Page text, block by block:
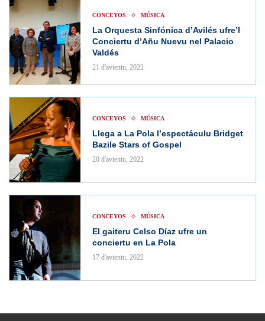
CONCEYOS MÚSICA
La Orquesta Sinfónica d’Avilés ufre’l
Conciertu d’Añu Nuevu nel Palacio
Valdés
21 d'avientu, 2022
CONCEYOS MÚSICA
Llega a La Pola l’espectáculu Bridget
Bazile Stars of Gospel
20 d'avientu, 2022
CONCEYOS MÚSICA
El gaiteru Celso Díaz ufre un
conciertu en La Pola
17 d'avientu, 2022